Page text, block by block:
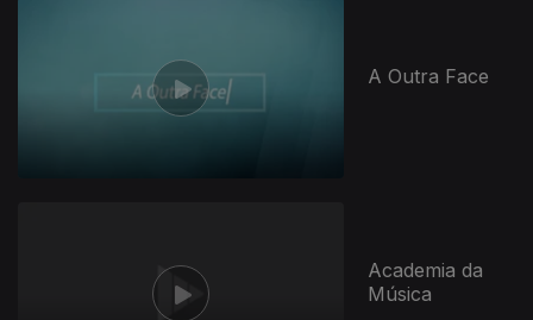
A Outra Face
Academia da
Música